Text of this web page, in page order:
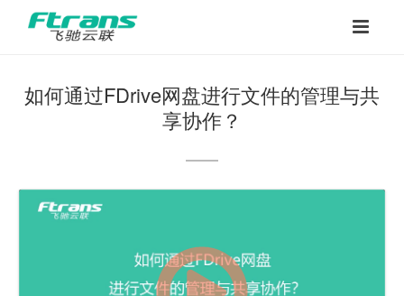
如何通过FDrive网盘进行文件的管理与共
享协作？